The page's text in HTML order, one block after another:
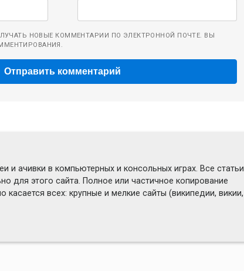
НОВЫЕ КОММЕНТАРИИ ПО ЭЛЕКТРОННОЙ ПОЧТЕ. ВЫ
и ачивки в компьютерных и консольных играх. Все статьи
для этого сайта. Полное или частичное копирование
всех: крупные и мелкие сайты (википедии, викии,